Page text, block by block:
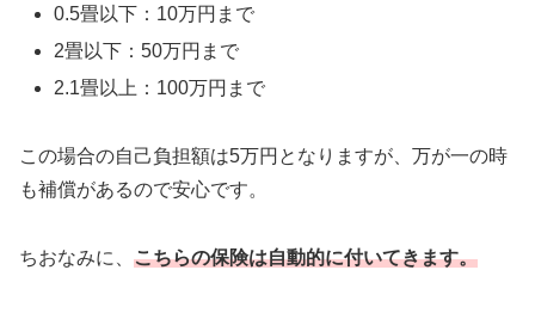
0.5畳以下：10万円まで
2畳以下：50万円まで
2.1畳以上：100万円まで
この場合の自己負担額は5万円となりますが、万が一の時
も補償があるので安心です。
ちおなみに、 こちらの保険は自動的に付いてきます。